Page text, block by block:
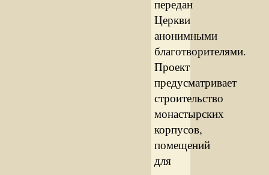
передан
Церкви
анонимными
благотворителями.
Проект
предусматривает
строительство
монастырских
корпусов,
помещений
для